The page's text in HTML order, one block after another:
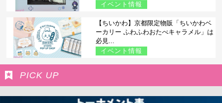
イベント情報
【ちいかわ】京都限定物販「ちいかわベ
ーカリー ふわふわおたべキャラメル」は
必見...
イベント情報
PICK UP